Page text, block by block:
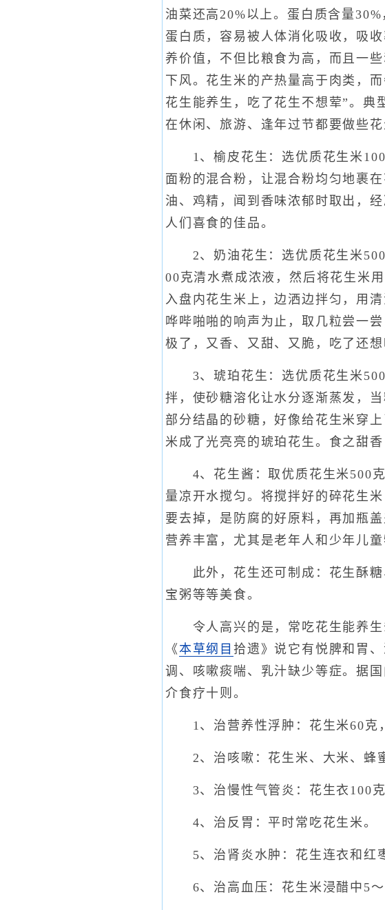
油菜还高20%以上。蛋白质含量
蛋白质，容易被人体消化吸收，吸
养价值，不但比粮食为高，而且一
下风。花生米的产热量高于肉类，
花生能养生，吃了花生不想荤”。典
在休闲、旅游、逢年过节都要做些
1、榆皮花生：选优质花生米
面粉的混合粉，让混合粉均匀地裹
油、鸡精，闻到香味浓郁时取出，
人们喜食的佳品。
2、奶油花生：选优质花生米500
00克清水煮成浓液，然后将花生米
入盘内花生米上，边洒边拌匀，用
哗哔啪啪的响声为止，取几粒尝一
极了，又香、又甜、又脆，吃了还想
3、琥珀花生：选优质花生米500
拌，使砂糖溶化让水分逐渐蒸发，
部分结晶的砂糖，好像给花生米穿
米成了光亮亮的琥珀花生。食之甜
4、花生酱：取优质花生米500克
量凉开水搅匀。将搅拌好的碎花生
要去掉，是防腐的好原料，再加瓶
营养丰富，尤其是老年人和少年儿童
此外，花生还可制成：花生酥糖
宝粥等等美食。
令人高兴的是，常吃花生能养生
《本草纲目拾遗》说它有悦脾和胃
调、咳嗽痰喘、乳汁缺少等症。据
介食疗十则。
1、治营养性浮肿：花生米60克，
2、治咳嗽：花生米、大米、蜂蜜
3、治慢性气管炎：花生衣100克
4、治反胃：平时常吃花生米。
5、治肾炎水肿：花生连衣和红枣
6、治高血压：花生米浸醋中5～